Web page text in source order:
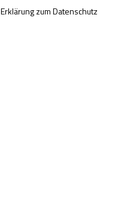
Erklärung zum Datenschutz